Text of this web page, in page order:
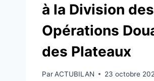
à la Division des
Opérations
des Plateaux
ParACTUBILAN 23 octobre